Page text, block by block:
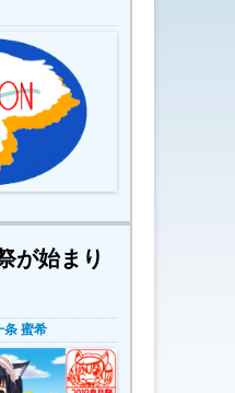
が始まり
条 蜜希